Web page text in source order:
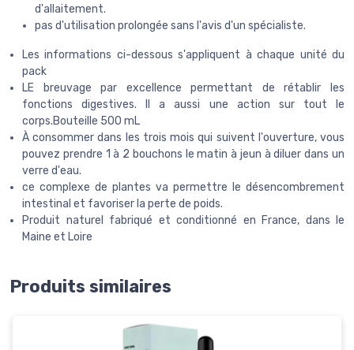
d'allaitement.
pas d'utilisation prolongée sans l'avis d'un spécialiste.
Les informations ci-dessous s'appliquent à chaque unité du
pack
LE breuvage par excellence permettant de rétablir les
fonctions digestives. Il a aussi une action sur tout le
corps.Bouteille 500 mL
À consommer dans les trois mois qui suivent l'ouverture, vous
pouvez prendre 1 à 2 bouchons le matin à jeun à diluer dans un
verre d'eau.
ce complexe de plantes va permettre le désencombrement
intestinal et favoriser la perte de poids.
Produit naturel fabriqué et conditionné en France, dans le
Maine et Loire
Produits similaires